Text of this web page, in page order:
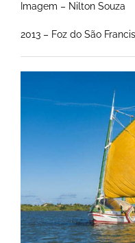
Imagem – Nilton Souza
2013 – Foz do São